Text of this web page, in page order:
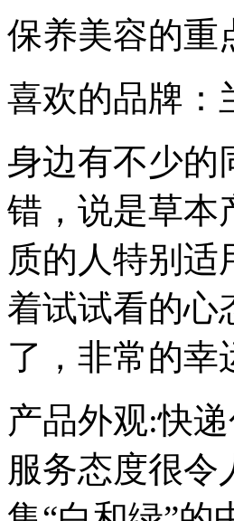
保养美容的重
喜欢的品牌：
身边有不少的
错，说是草本
质的人特别
着试试看的心
了，非常的幸
产品外观:快
服务态度很令